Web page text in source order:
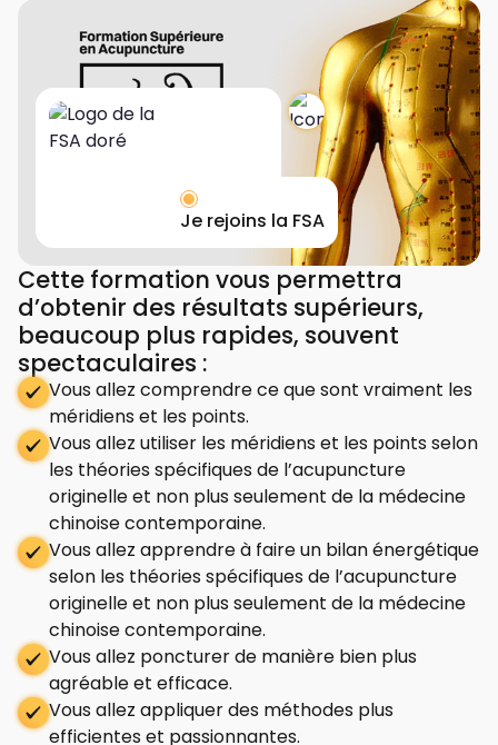
Je rejoins la FSA
Cette formation vous permettra
d’obtenir des résultats supérieurs,
beaucoup plus rapides, souvent
spectaculaires :
Vous allez comprendre ce que sont vraiment les
méridiens et les points.
Vous allez utiliser les méridiens et les points selon
les théories spécifiques de l’acupuncture
originelle et non plus seulement de la médecine
chinoise contemporaine.
Vous allez apprendre à faire un bilan énergétique
selon les théories spécifiques de l’acupuncture
originelle et non plus seulement de la médecine
chinoise contemporaine.
Vous allez poncturer de manière bien plus
agréable et efficace.
Vous allez appliquer des méthodes plus
efficientes et passionnantes.